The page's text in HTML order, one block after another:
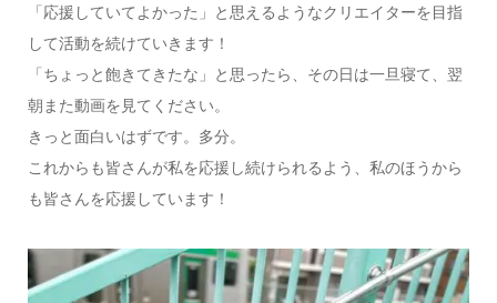
「応援していてよかった」と思えるようなクリエイターを目指
して活動を続けていきます！
「ちょっと飽きてきたな」と思ったら、その日は一旦寝て、翌
朝また動画を見てください。
きっと面白いはずです。多分。
これからも皆さんが私を応援し続けられるよう、私のほうから
も皆さんを応援しています！